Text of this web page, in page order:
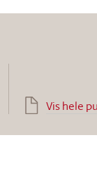
Vis hele